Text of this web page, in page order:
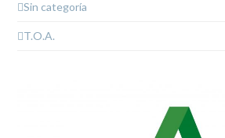
Sin categoría
T.O.A.